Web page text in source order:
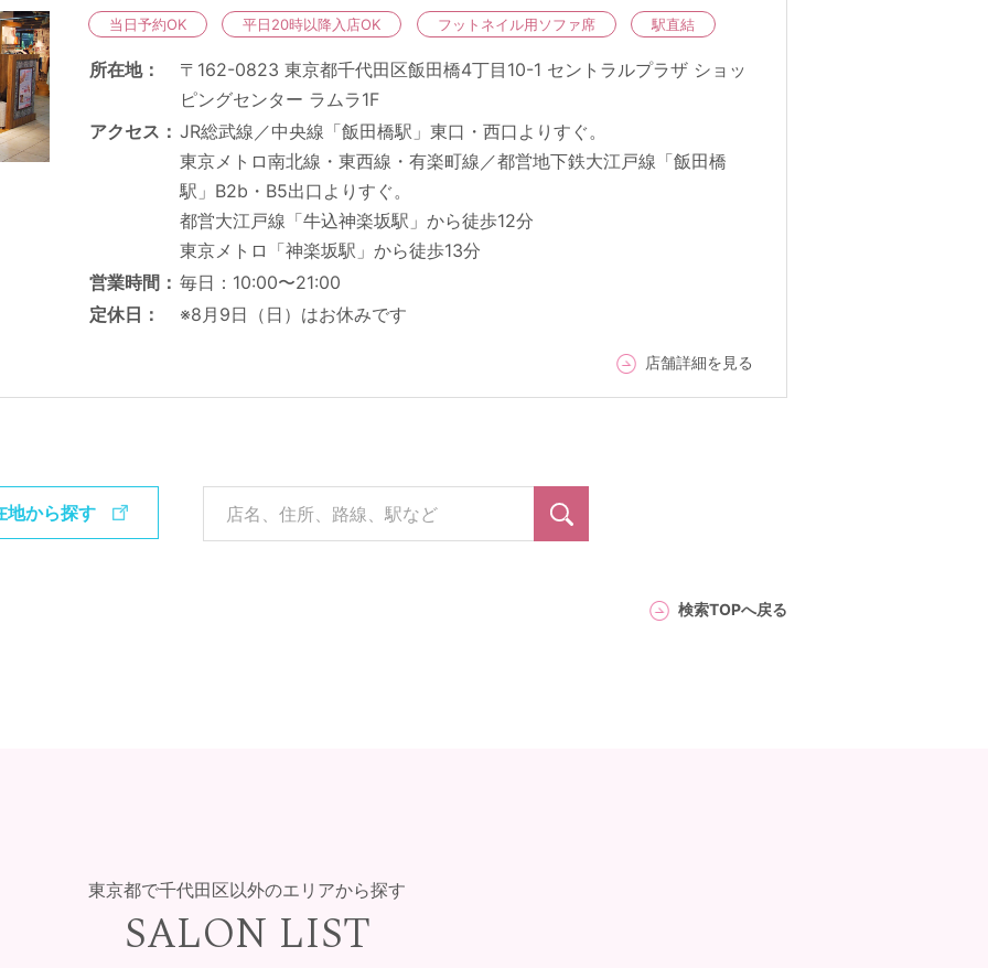
当日予約OK 平日20時以降入店OK フットネイル用ソファ席 駅直結
所在地
〒162-0823 東京都千代田区飯田橋4丁目10-1 セントラルプラザ ショッ
ピングセンター ラムラ1F
アクセス
JR総武線／中央線「飯田橋駅」東口・西口よりすぐ。
東京メトロ南北線・東西線・有楽町線／都営地下鉄大江戸線「飯田橋
駅」B2b・B5出口よりすぐ。
都営大江戸線「牛込神楽坂駅」から徒歩12分
東京メトロ「神楽坂駅」から徒歩13分
営業時間
毎日：10:00〜21:00
定休日
※8月9日（日）はお休みです
店舗詳細を見る
地から探す
検索TOPへ戻る
東京都で千代田区以外のエリアから探す
SALON LIST